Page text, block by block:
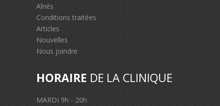
Aînés
Conditions traitées
Articles
Nouvelles
Nous joindre
HORAIRE DE LA CLINIQUE
MARDI 9h - 20h